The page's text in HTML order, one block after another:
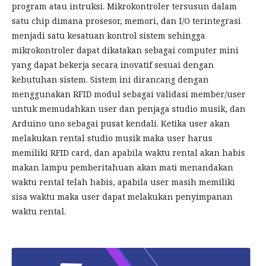
program atau intruksi. Mikrokontroler tersusun dalam
satu chip dimana prosesor, memori, dan I/O terintegrasi
menjadi satu kesatuan kontrol sistem sehingga
mikrokontroler dapat dikatakan sebagai computer mini
yang dapat bekerja secara inovatif sesuai dengan
kebutuhan sistem. Sistem ini dirancang dengan
menggunakan RFID modul sebagai validasi member/user
untuk memudahkan user dan penjaga studio musik, dan
Arduino uno sebagai pusat kendali. Ketika user akan
melakukan rental studio musik maka user harus
memiliki RFID card, dan apabila waktu rental akan habis
makan lampu pemberitahuan akan mati menandakan
waktu rental telah habis, apabila user masih memiliki
sisa waktu maka user dapat melakukan penyimpanan
waktu rental.